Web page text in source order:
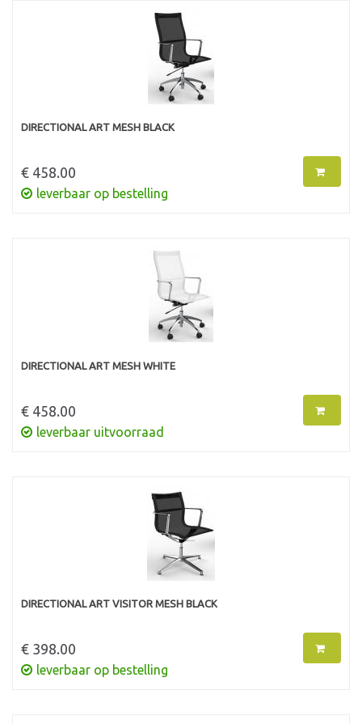
DIRECTIONAL ART MESH BLACK
€ 458.00
leverbaar op bestelling
DIRECTIONAL ART MESH WHITE
€ 458.00
leverbaar uitvoorraad
DIRECTIONAL ART VISITOR MESH BLACK
€ 398.00
leverbaar op bestelling